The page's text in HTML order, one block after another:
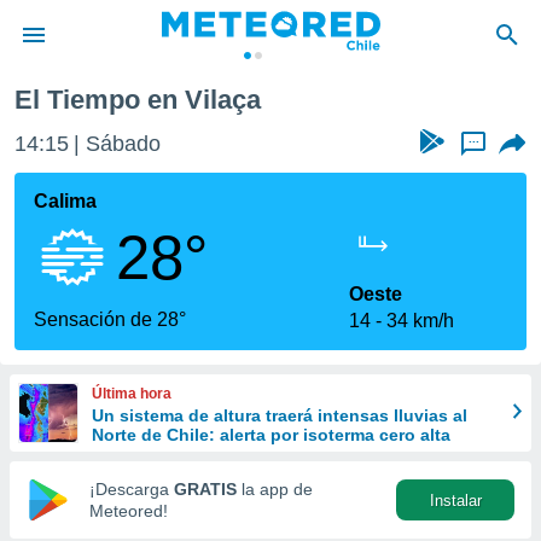
de
por
que se
calidad.
a este
las
y
forma
digital
basada
El Tiempo en Vilaça
14:15 Sábado ...
Calima
28°
Sensación de 28°
Oeste
14
34 km/h
Última hora
Un sistema de altura traerá intensas lluvias al
Norte de Chile: alerta por isoterma cero alta
¡Descarga GRATIS la app de
Meteored!
Instalar